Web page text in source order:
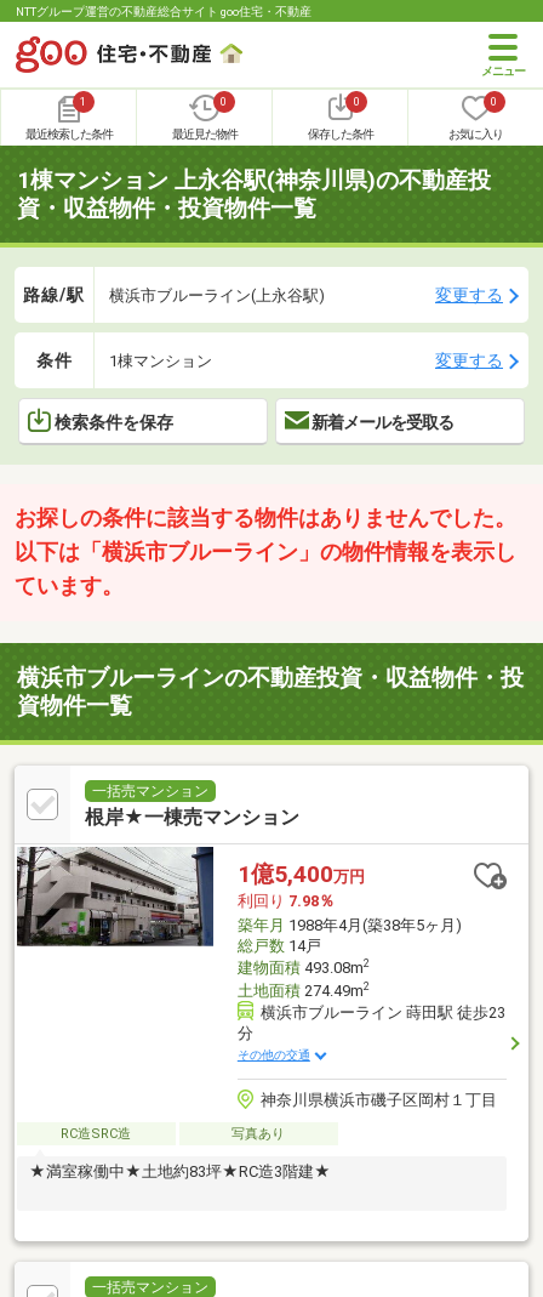
NTTグループ運営の不動産総合サイト goo住宅・不動産
1
最近検索した条件
0
最近見た物件
0
保存した条件
0
お気に入り
1棟マンション 上永谷駅(神奈川県)の不動産投
資・収益物件・投資物件一覧
路線/駅 横浜市ブルーライン(上永谷駅) 変更する
条件 1棟マンション 変更する
検索条件を保存 新着メールを受取る
お探しの条件に該当する物件はありませんでした。
以下は「横浜市ブルーライン」の物件情報を表示し
ています。
横浜市ブルーラインの不動産投資・収益物件・投
資物件一覧
一括売マンション
根岸★一棟売マンション
1億5,400万円
利回り 7.98％
築年月 1988年4月(築38年5ヶ月)
総戸数14戸
建物面積493.08m2
土地面積274.49m2
横浜市ブルーライン 蒔田駅 徒歩23
分
その他の交通
神奈川県横浜市磯子区岡村１丁目
RC造SRC造 写真あり
★満室稼働中★土地約83坪★RC造3階建★
一括売マンション